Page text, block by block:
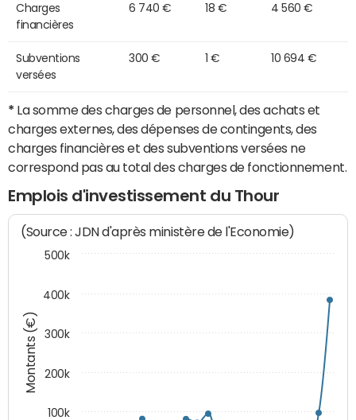
Charges
financières
6 740 € 18 € 4 560 €
Subventions
versées
300 € 1 € 10 694 €
* La somme des charges de personnel, des achats et
charges externes, des dépenses de contingents, des
charges financières et des subventions versées ne
correspond pas au total des charges de fonctionnement.
Emplois d'investissement du Thour
Montants (€)
(Source : JDN d'après ministère de l'Economie)
100k
200k
300k
400k
500k